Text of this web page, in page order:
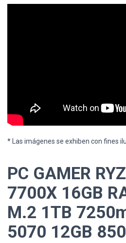
* Las imágenes se exhiben con fines
PC GAMER
7700X 16GB
M.2 1TB
5070 12GB